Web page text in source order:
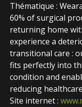
Thématique :
60% of surgical
returning home
experience a
transitional care :
fits perfectly into
condition and
reducing
Site internet :